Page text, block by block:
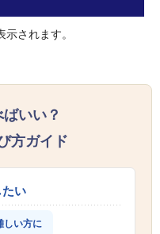
されます。
いい？
方ガイド
い
しい方に